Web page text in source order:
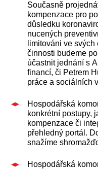
Současně
kompenzace pro
důsledku
nucených
limitováni ve
činnosti budeme
účastnit jednání s
financí, či Petrem
práce a sociálních
Hospodářská
konkrétní postupy,
kompenzace či
přehledný portál.
snažíme
Hospodářská